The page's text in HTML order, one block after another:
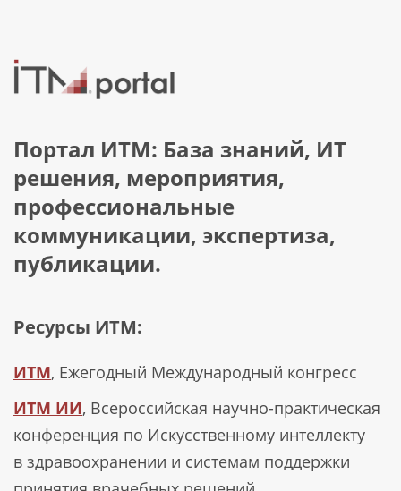
Портал ИТМ: База знаний, ИТ
решения, мероприятия,
профессиональные
коммуникации, экспертиза,
публикации.
Ресурсы ИТМ:
ИТМ, Ежегодный Международный конгресс
ИТМ ИИ, Всероссийская научно-практическая
конференция по Искусственному интеллекту
в здравоохранении и системам поддержки